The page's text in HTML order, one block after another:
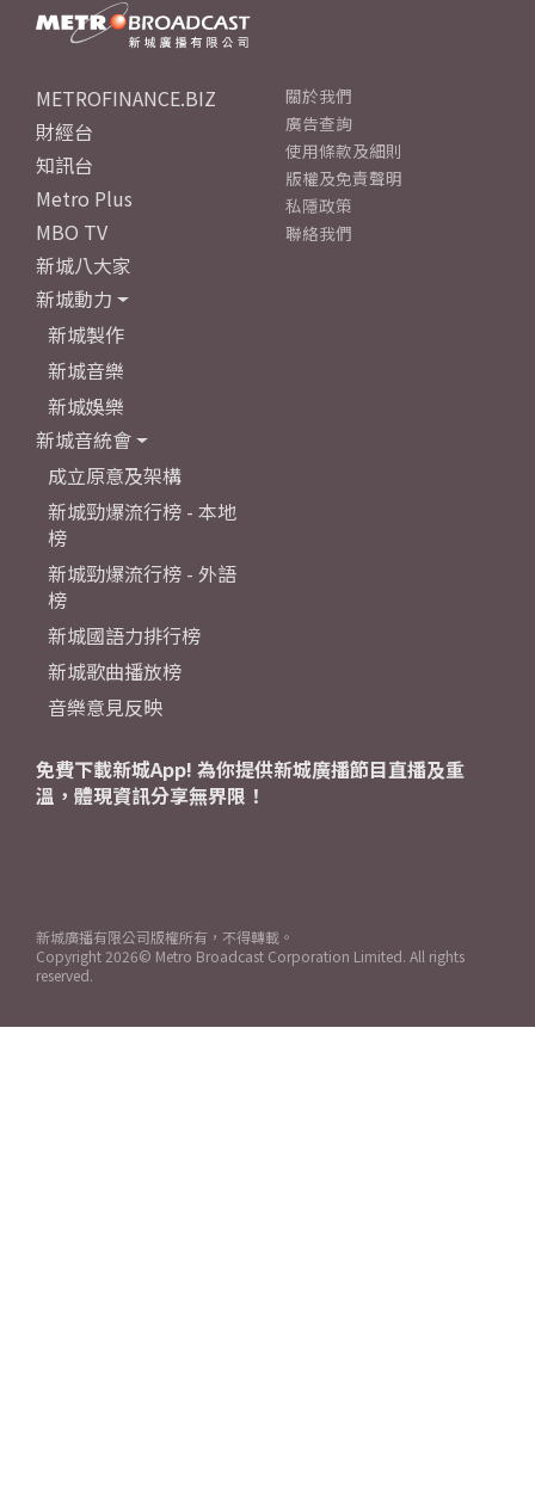
METROFINANCE.BIZ
財經台
知訊台
Metro Plus
MBO TV
新城八大家
新城動力
新城製作
新城音樂
新城娛樂
新城音統會
成立原意及架構
新城勁爆流行榜 - 本地
榜
新城勁爆流行榜 - 外語
榜
新城國語力排行榜
新城歌曲播放榜
音樂意見反映
關於我們
廣告查詢
使用條款及細則
版權及免責聲明
私隱政策
聯絡我們
免費下載新城App! 為你提供新城廣播節目直播及重
溫，體現資訊分享無界限！
新城廣播有限公司版權所有，不得轉載。
Copyright 2026© Metro Broadcast Corporation Limited. All rights
reserved.